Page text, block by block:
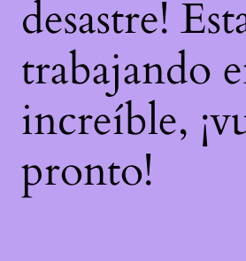
desastre!
trabajando
increíble,
pronto!